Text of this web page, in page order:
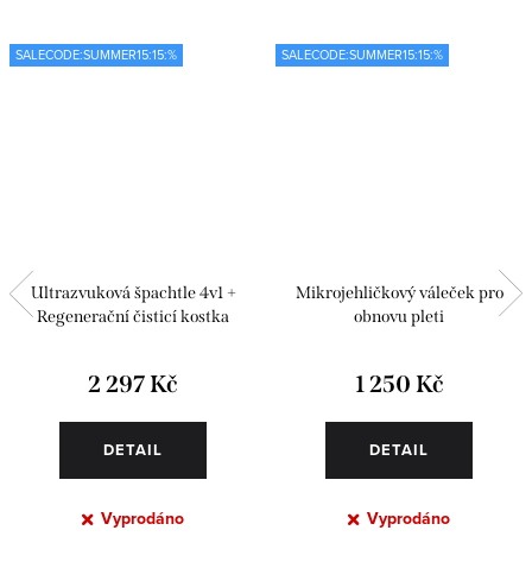
SALECODE:SUMMER15:15:%
Ultrazvuková špachtle 4v1 +
Regenerační čisticí kostka
2 297 Kč
DETAIL
Vyprodáno
SALECODE:SUMMER15:15:%
Mikrojehličkový váleček pro
obnovu pleti
1 250 Kč
DETAIL
Vyprodáno